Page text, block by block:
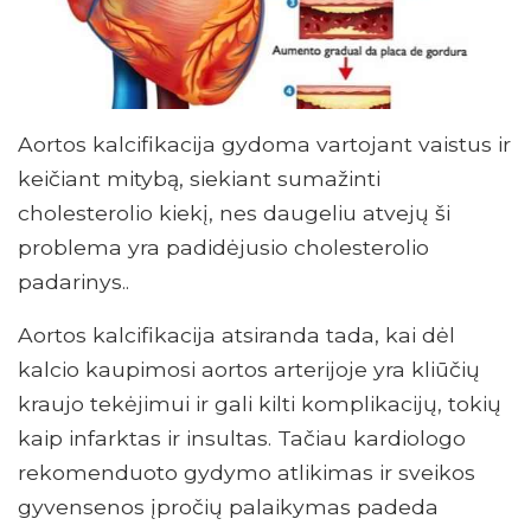
Aortos kalcifikacija gydoma vartojant vaistus ir
keičiant mitybą, siekiant sumažinti
cholesterolio kiekį, nes daugeliu atvejų ši
problema yra padidėjusio cholesterolio
padarinys..
Aortos kalcifikacija atsiranda tada, kai dėl
kalcio kaupimosi aortos arterijoje yra kliūčių
kraujo tekėjimui ir gali kilti komplikacijų, tokių
kaip infarktas ir insultas. Tačiau kardiologo
rekomenduoto gydymo atlikimas ir sveikos
gyvensenos įpročių palaikymas padeda